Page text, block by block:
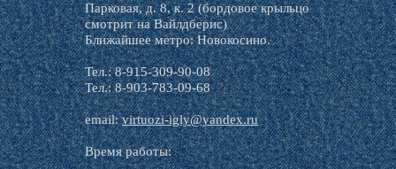
Парковая, д. 8, к. 2 (бордовое крыльцо
смотрит на Вайлдберис)
Ближайшее метро: Новокосино.
Тел.: 8-915-309-90-08
Тел.: 8-903-783-09-68
email:virtuozi-igly@yandex.ru
Время работы: